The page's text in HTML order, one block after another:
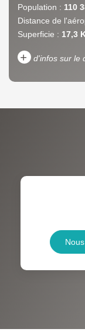
Population : 110
Distance de
Superficie : 17,3
+ d'infos sur le
DISTANCE DE
RÉSULTATS DES